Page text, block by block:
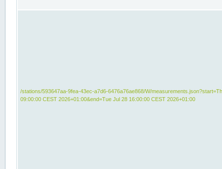
/stations/593647aa-9fea-43ec-a7d6-6476a76ae868/W/
09:00:00 CEST 2026+01:00&end=Tue Jul 28 16:00:00 CEST 2026+01:00